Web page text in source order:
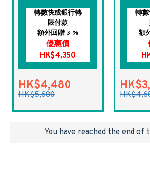
轉數快或銀行轉
賬付款
額外回贈 3 %
優惠價
HK$4,350
HK$4,480
HK$5,680
轉
額
You have reached the end of